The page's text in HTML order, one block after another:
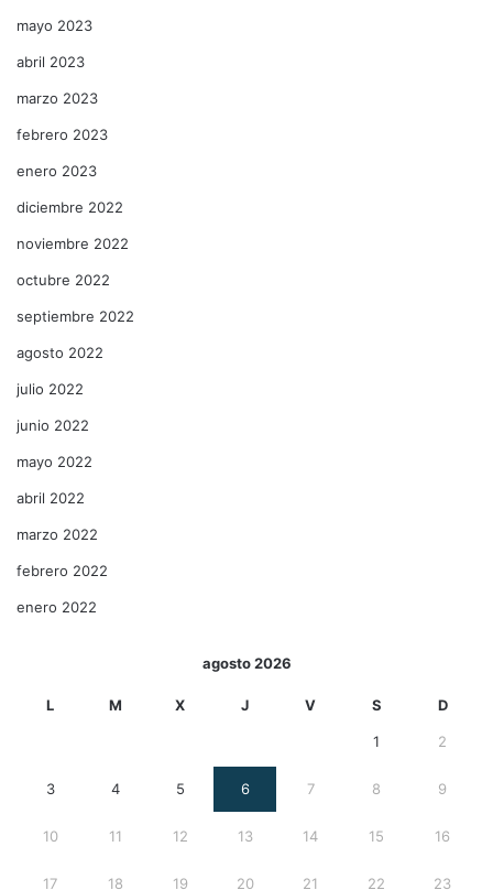
mayo 2023
abril 2023
marzo 2023
febrero 2023
enero 2023
diciembre 2022
noviembre 2022
octubre 2022
septiembre 2022
agosto 2022
julio 2022
junio 2022
mayo 2022
abril 2022
marzo 2022
febrero 2022
enero 2022
agosto 2026
L M X J V S D
1 2
3 4 5 6 7 8 9
10 11 12 13 14 15 16
17 18 19 20 21 22 23